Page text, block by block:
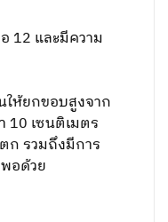
12 และมีความ
ห้ยกขอบสูงจาก
10 เซนติเมตร
ก รวมถึงมีการ
อด้วย